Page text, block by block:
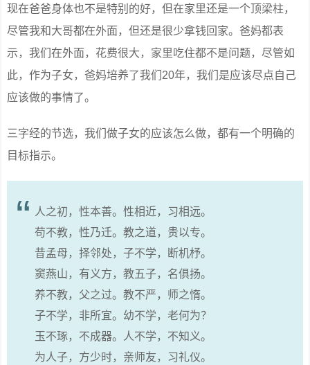
现在爸爸身体也不是特别的好，但在家里还是一个顶梁柱，
尽管我和大哥都在外面，但还是很少拿钱回家。爸妈都表
示，我们在外面，花费很大，家里吃住都不是问题，尽管如
此，作为子女，爸妈培养了我们20年，我们是应该尽点自己
应该做的事情了。
三字经的节选，我们做子女的应该怎么做，都有一个明确的
目标指示。
人之初，性本善。性相近，习相远。
苟不教，性乃迁。教之道，贵以专。
昔孟母，择邻处，子不学，断机杼。
窦燕山，有义方，教五子，名俱扬。
养不教，父之过。教不严，师之惰。
子不学，非所宜。幼不学，老何为？
玉不琢，不成器。人不学，不知义。
为人子，方少时，亲师友，习礼仪。